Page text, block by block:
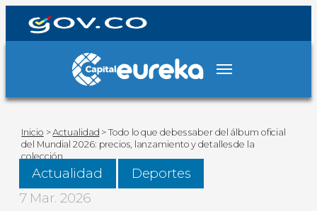
Inicio >Actualidad >Todo lo que debes saber del álbum oficial
del Mundial 2026: precios, lanzamiento y detalles de la
colección
Actualidad
Deportes
7 Mar. 2026